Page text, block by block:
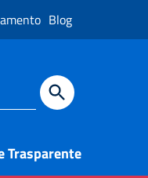
Blog
Trasparente